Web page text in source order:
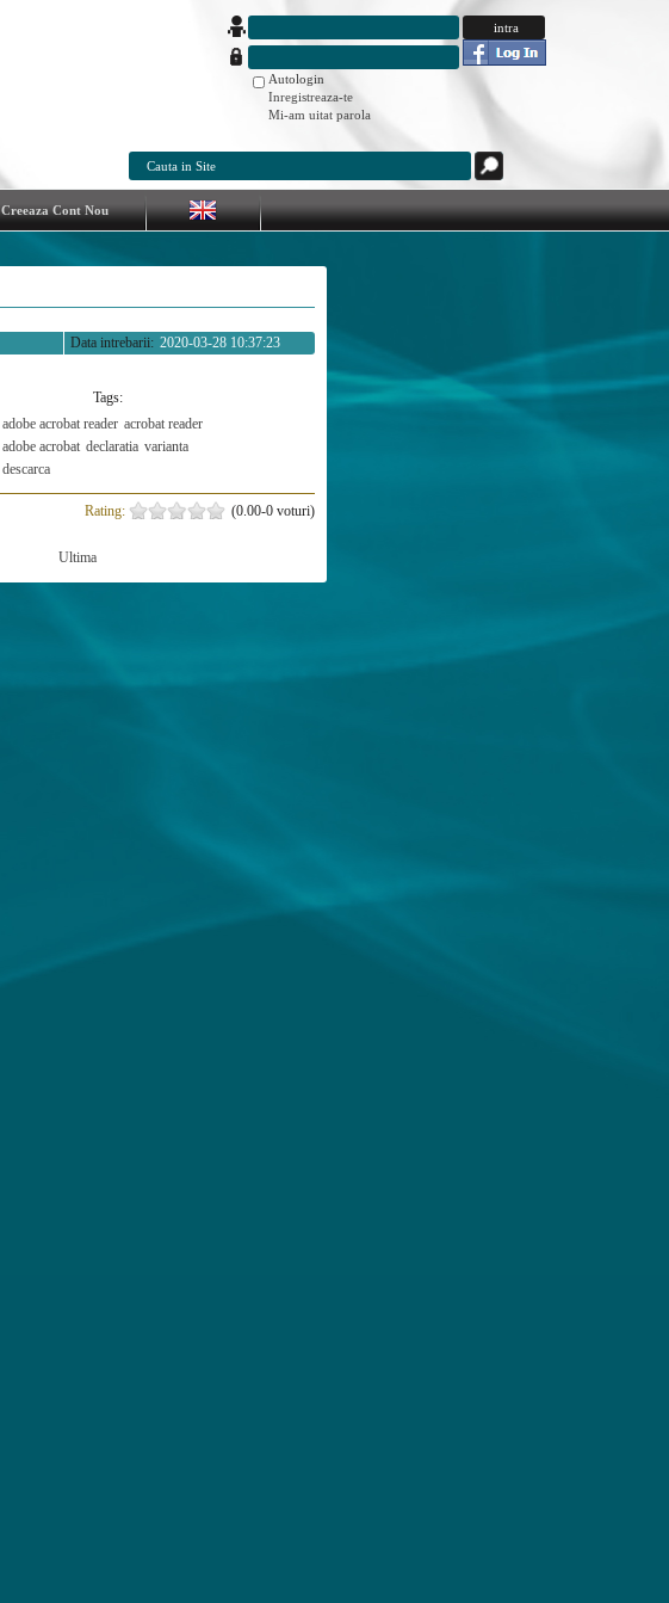
Autologin
Inregistreaza-te
Mi-am uitat parola
Creeaza Cont Nou
2020-03-28 10:37:23
Data intrebarii:
Tags:
adobe acrobat reader acrobat reader
adobe acrobat declaratia varianta
descarca
(0.00-0 voturi)
Rating:
Ultima